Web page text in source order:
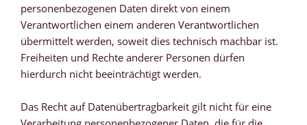
personenbezogenen Daten direkt von einem
Verantwortlichen einem anderen Verantwortlichen
übermittelt werden, soweit dies technisch machbar ist.
Freiheiten und Rechte anderer Personen dürfen
hierdurch nicht beeinträchtigt werden.
Das Recht auf Datenübertragbarkeit gilt nicht für eine